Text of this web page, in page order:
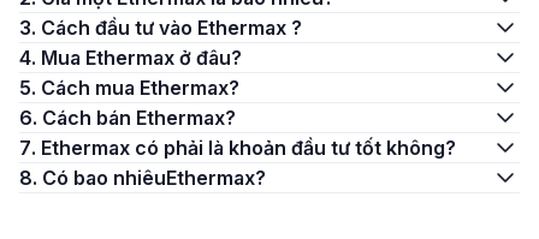
3. Cách đầu tư vào Ethermax ?
4. Mua Ethermax ở đâu?
5. Cách mua Ethermax?
6. Cách bán Ethermax?
7. Ethermax có phải là khoản đầu tư tốt không?
8. Có bao nhiêuEthermax?